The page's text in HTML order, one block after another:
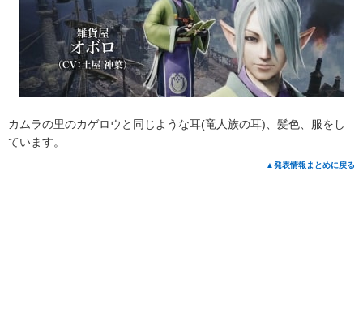
カムラの里のカゲロウと同じような耳(竜人族の耳)、髪色、服をし
ています。
▲発表情報まとめに戻る